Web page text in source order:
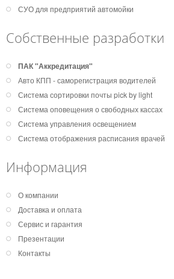
СУО для предприятий автомойки
Собственные разработки
ПАК "Аккредитация"
Авто КПП - саморегистрация водителей
Система сортировки почты pick by light
Система оповещения о свободных кассах
Система управления освещением
Система отображения расписания врачей
Информация
О компании
Доставка и оплата
Сервис и гарантия
Презентации
Контакты